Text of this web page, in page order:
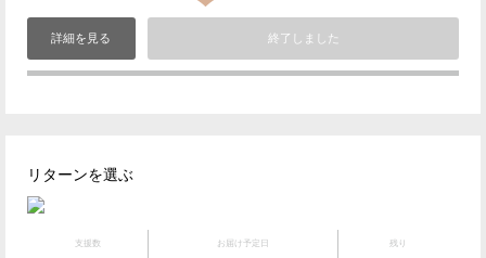
詳細を見る 終了しました
リターンを選ぶ
支援数 お届け予定日 残り